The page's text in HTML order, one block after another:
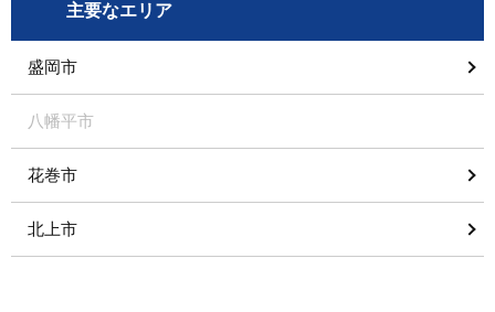
主要なエリア
盛岡市
八幡平市
花巻市
北上市